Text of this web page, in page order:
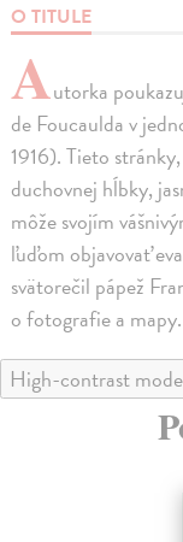
O TITULE
Autorka
de Foucaulda v
1916). Tieto
duchovnej hĺbky,
môže svojím
ľuďom objavovať
svätorečil pápež
o fotografie a mapy.
High-contrast mode